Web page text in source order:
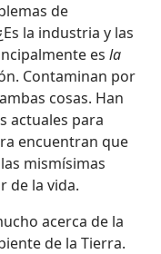
de
la industria y las
es la
Contaminan por
cosas. Han
actuales para
encuentran que
mismísimas
de la vida.
acerca de la
de la Tierra.